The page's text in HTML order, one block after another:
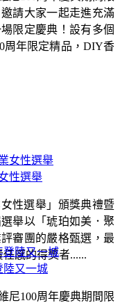
請大家一起走進充滿
限定慶典！設有多個
周年限定精品，DIY香
性選舉
性選舉」頒獎典禮暨
舉以「琥珀如美．聚
審團的嚴格甄選，最
感的得獎者......
陸又一城
尼100周年慶典期間限